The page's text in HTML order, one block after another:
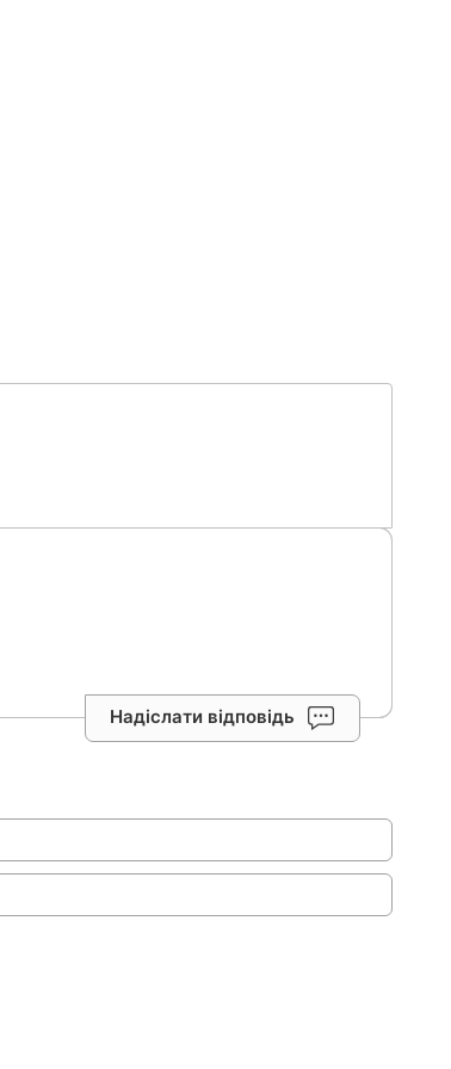
Надіслати відповідь